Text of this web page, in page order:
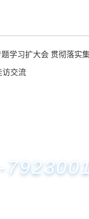
学习扩大会 贯彻落实
访交流
7923001